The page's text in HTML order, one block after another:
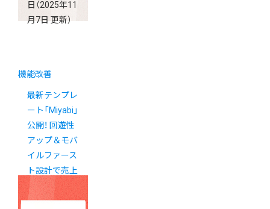
日 （2025年11
月7日 更新）
機能改善
最新テンプレ
ート「Miyabi」
公開！ 回遊性
アップ＆モバ
イルファース
ト設計で売上
アップに貢献